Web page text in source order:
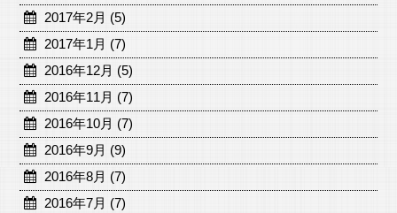
2017年2月 (5)
2017年1月 (7)
2016年12月 (5)
2016年11月 (7)
2016年10月 (7)
2016年9月 (9)
2016年8月 (7)
2016年7月 (7)